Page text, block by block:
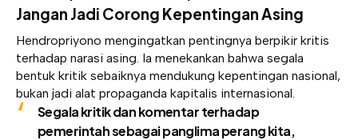
Jangan Jadi Corong Kepentingan Asing
Hendropriyono mengingatkan pentingnya berpikir kritis
terhadap narasi asing. Ia menekankan bahwa segala
bentuk kritik sebaiknya mendukung kepentingan nasional,
bukan jadi alat propaganda kapitalis internasional.
Segala kritik dan komentar terhadap
pemerintah sebagai panglima perang kita,